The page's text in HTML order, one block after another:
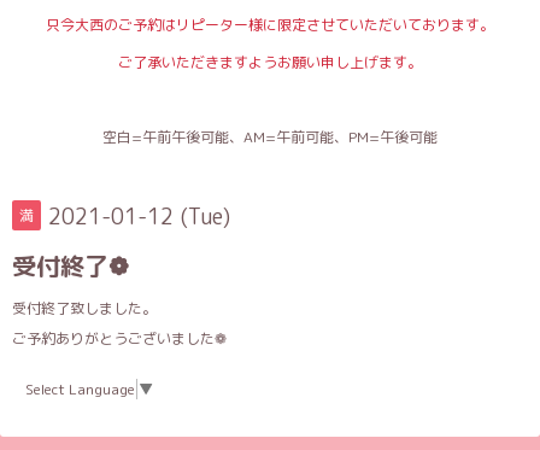
只今大西のご予約はリピーター様に限定させていただいております。
ご了承いただきますようお願い申し上げます。
空白=午前午後可能、AM=午前可能、PM=午後可能
満 2021-01-12 (Tue)
受付終了❁
受付終了致しました。
ご予約ありがとうございました❁
Select Language ▼